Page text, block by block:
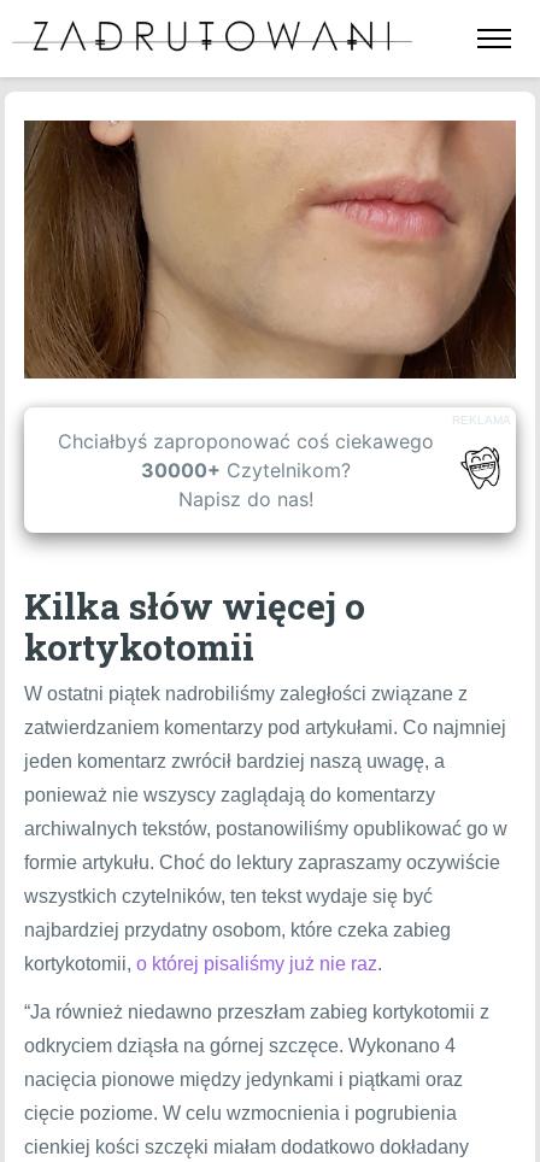
Otwórz
SPIS TREŚCI
O NAS
KONTAKT
REKLAMA
Chciałbyś zaproponować coś ciekawego
30000+ Czytelnikom?
Napisz do nas!
Kilka słów więcej o
kortykotomii
W ostatni piątek nadrobiliśmy zaległości związane z
zatwierdzaniem komentarzy pod artykułami. Co najmniej
jeden komentarz zwrócił bardziej naszą uwagę, a
ponieważ nie wszyscy zaglądają do komentarzy
archiwalnych tekstów, postanowiliśmy opublikować go w
formie artykułu. Choć do lektury zapraszamy oczywiście
wszystkich czytelników, ten tekst wydaje się być
najbardziej przydatny osobom, które czeka zabieg
kortykotomii, o której pisaliśmy już nie raz.
“Ja również niedawno przeszłam zabieg kortykotomii z
odkryciem dziąsła na górnej szczęce. Wykonano 4
nacięcia pionowe między jedynkami i piątkami oraz
cięcie poziome. W celu wzmocnienia i pogrubienia
cienkiej kości szczęki miałam dodatkowo dokładany